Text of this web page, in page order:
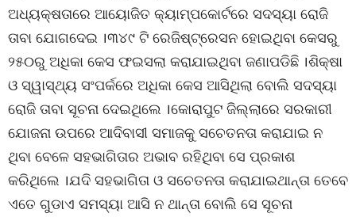
ଅଧ୍ୟକ୍ଷତାରେ ଆୟୋଜିତ କ୍ୟାମ୍ପକୋର୍ଟରେ ସଦସ୍ୟା ରୋଜି
ତାବା ଯୋଗଦେଇ ।୩୪୯ ଟି ରେଜିଷ୍ଟ୍ରେସନ ହୋଇଥିବା କେସରୁ
୨୫୦ରୁ ଅଧିକା କେସ ଫଇସଲା କରାଯାଇଥିବା ଜଣାପଡିଛି ।ଶିକ୍ଷା
ଓ ସ୍ୱାସ୍ଥ୍ୟ ସଂପର୍କରେ ଅଧିକା କେସ ଆସିଥିଲା ବୋଲି ସଦସ୍ୟା
ରୋଜି ତାବା ସୂଚନା ଦେଇଥିଲେ ।କୋରାପୁଟ ଜିଲ୍ଲାରେ ସରକାରୀ
ଯୋଜନା ଉପରେ ଆଦିବାସୀ ସମାଜକୁ ସଚେତନତା କରାଯାଇ ନ
ଥିବା ବେଳେ ସହଭାଗିତାର ଅଭାବ ରହିଥିବା ସେ ପ୍ରକାଶ
କରିଥିଲେ ।ଯଦି ସହଭାଗିତା ଓ ସଚେତନତା କରାଯାଇଥାନ୍ତା ତେବେ
ଏତେ ଗୁଡାଏ ସମସ୍ୟା ଆସି ନ ଥାନ୍ତା ବୋଲି ସେ ସୂଚନା